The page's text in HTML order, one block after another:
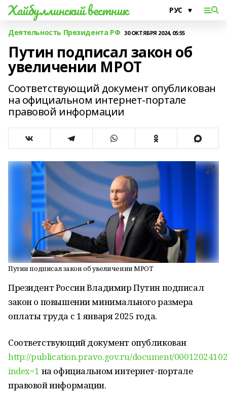
Хайбуллинский вестник
Деятельность Президента РФ 30 ОКТЯБРЯ 2024, 05:55
Путин подписал закон об
увеличении МРОТ
Соответствующий документ опубликован
на официальном интернет-портале
правовой информации
Путин подписал закон об увеличении МРОТ
Президент России Владимир Путин подписал
закон о повышении минимального размера
оплаты труда с 1 января 2025 года.
Соответствующий документ опубликован
http://publication.pravo.gov.ru/document/
index=1 на официальном интернет-портале
правовой информации.